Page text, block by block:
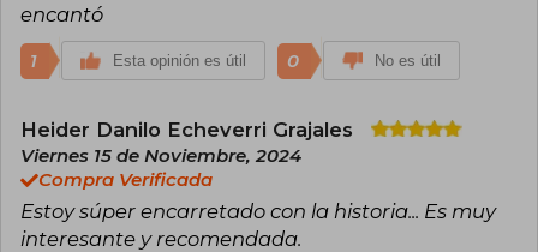
han consolidado a Erin Hunter como referente
indiscutible de la literatura juvenil de fantasía
encantó
1 Esta opinión es útil 0 No es útil
Heider Danilo Echeverri Grajales
Viernes 15 de Noviembre, 2024
Compra Verificada
Estoy súper encarretado con la historia... Es muy
interesante y recomendada.